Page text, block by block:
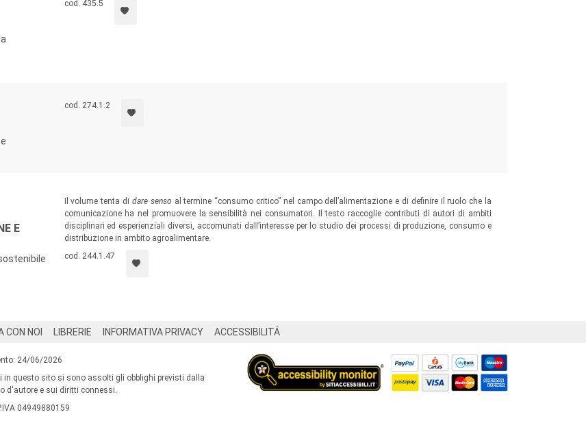
cod. 435.5
cod. 274.1.2
E
Il volume tenta di dare senso al termine “consumo critico” nel campo dell’alimentazione e di definire il ruolo che la
comunicazione ha nel promuovere la sensibilità nei consumatori. Il testo raccoglie contributi di autori di ambiti
disciplinari ed esperienziali diversi, accomunati dall’interesse per lo studio dei processi di produzione, consumo e
distribuzione in ambito agroalimentare.
cod. 244.1.47
CON NOI LIBRERIE INFORMATIVA PRIVACY ACCESSIBILITÁ
24/06/2026
in questo sito si sono assolti gli obblighi previsti dalla
d'autore e sui diritti connessi.
04949880159